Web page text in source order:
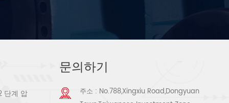
단계 압
문의하기
주소 : No.788,Xingxiu Road,Dongyuan